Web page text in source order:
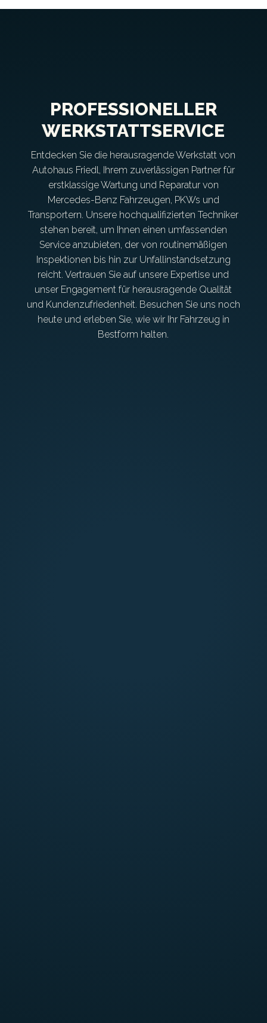
PROFESSIONELLER
WERKSTATTSERVICE
Entdecken Sie die herausragende Werkstatt von
Autohaus Friedl, Ihrem zuverlässigen Partner für
erstklassige Wartung und Reparatur von
Mercedes-Benz Fahrzeugen, PKWs und
Transportern. Unsere hochqualifizierten Techniker
stehen bereit, um Ihnen einen umfassenden
Service anzubieten, der von routinemäßigen
Inspektionen bis hin zur Unfallinstandsetzung
reicht. Vertrauen Sie auf unsere Expertise und
unser Engagement für herausragende Qualität
und Kundenzufriedenheit. Besuchen Sie uns noch
heute und erleben Sie, wie wir Ihr Fahrzeug in
Bestform halten.